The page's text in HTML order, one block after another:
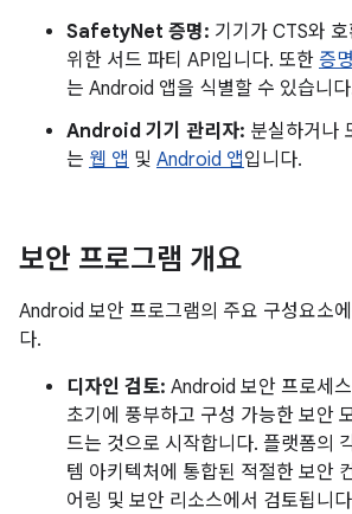
SafetyNet 증명: 기기가 CTS와
위한 서드 파티 API입니다. 또한 증명
는 Android 앱을 식별할 수 있습니
Android 기기 관리자: 분실하거나
는 웹 앱 및 Android 앱입니다.
보안 프로그램 개요
Android 보안 프로그램의 주요 구성요소
다.
디자인 검토: Android 보안 프로세
초기에 풍부하고 구성 가능한 보안
드는 것으로 시작합니다. 플랫폼의
템 아키텍처에 통합된 적절한 보안
어링 및 보안 리소스에서 검토됩니